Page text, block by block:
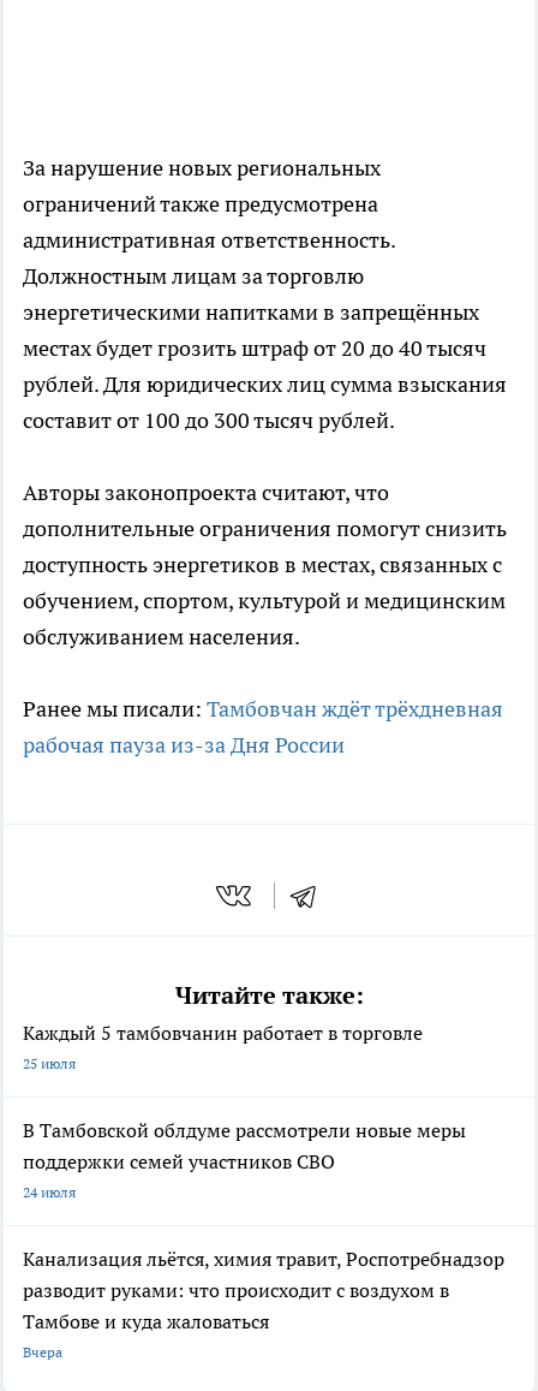
За нарушение новых региональных
ограничений также предусмотрена
административная ответственность.
Должностным лицам за торговлю
энергетическими напитками в запрещённых
местах будет грозить штраф от 20 до 40 тысяч
рублей. Для юридических лиц сумма взыскания
составит от 100 до 300 тысяч рублей.
Авторы законопроекта считают, что
дополнительные ограничения помогут снизить
доступность энергетиков в местах, связанных с
обучением, спортом, культурой и медицинским
обслуживанием населения.
Ранее мы писали: Тамбовчан ждёт трёхдневная
рабочая пауза из-за Дня России
Читайте также:
Каждый 5 тамбовчанин работает в торговле
25 июля
В Тамбовской облдуме рассмотрели новые меры
поддержки семей участников СВО
24 июля
Канализация льётся, химия травит, Роспотребнадзор
разводит руками: что происходит с воздухом в
Тамбове и куда жаловаться
Вчера